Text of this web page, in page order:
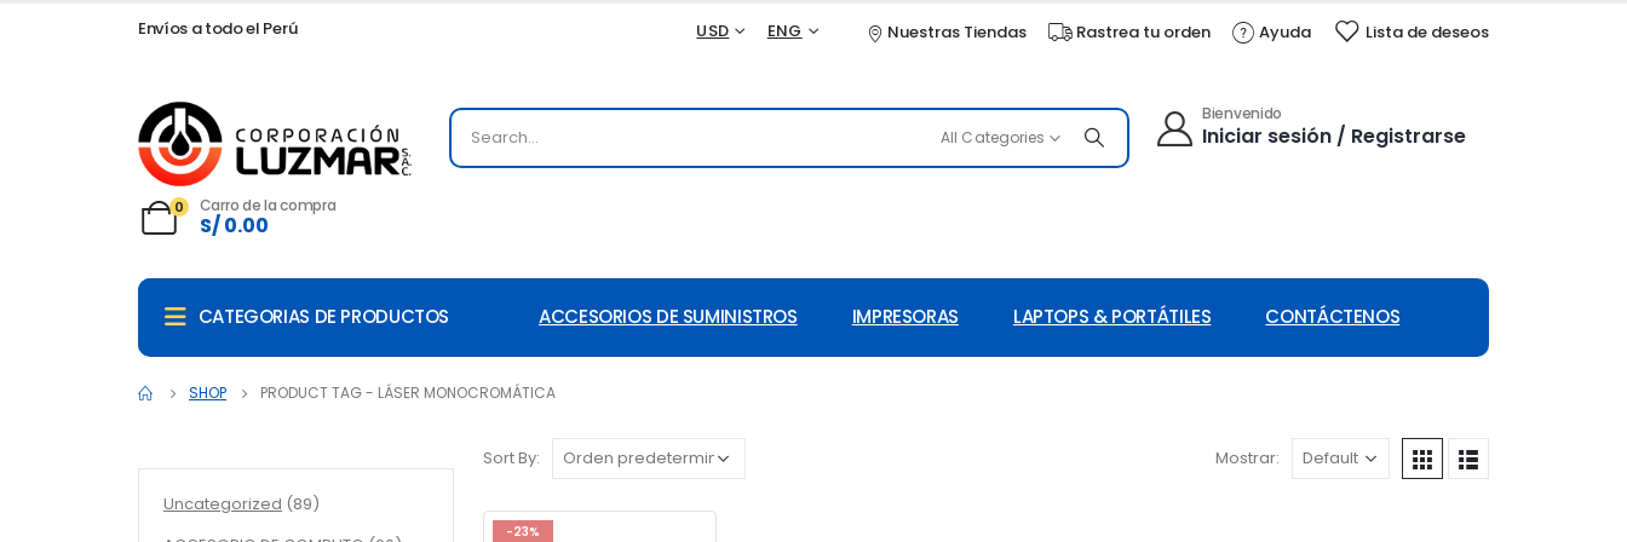
Envíos a todo el Perú USD ENG Nuestras Tiendas Rastrea tu orden Ayuda Lista de deseos
All Categories
Bienvenido
Iniciar sesión / Registrarse
0 Carro de la compra
S/0.00
CATEGORIAS DE PRODUCTOS ACCESORIOS DE SUMINISTROS IMPRESORAS LAPTOPS & PORTÁTILES CONTÁCTENOS
SHOP PRODUCT TAG - LÁSER MONOCROMÁTICA
Sort By: Mostrar:
-23%
Uncategorized 8989
productos